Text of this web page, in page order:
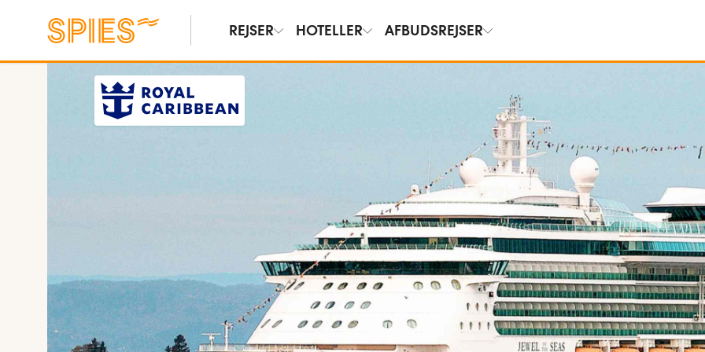
REJSER HOTELLER AFBUDSREJSER